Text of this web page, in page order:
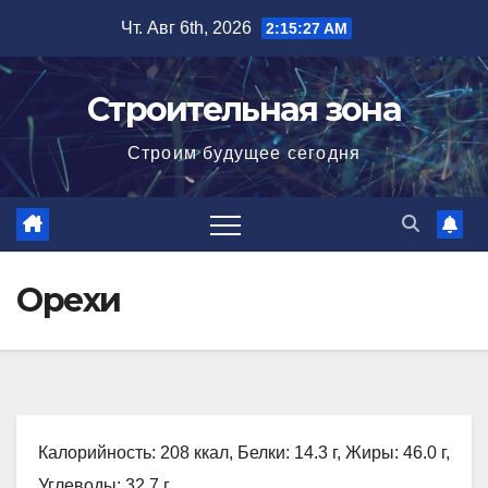
содержимому
Чт. Авг 6th, 2026 2:15:28 AM
Строительная зона
Строим будущее сегодня
Орехи
Калорийность: 208 ккал, Белки: 14.3 г, Жиры: 46.0 г,